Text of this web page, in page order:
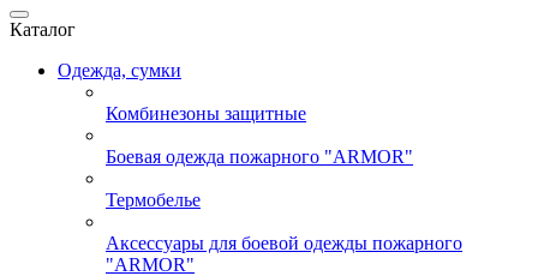
Каталог
Одежда, сумки
Комбинезоны защитные
Боевая одежда пожарного "ARMOR"
Термобелье
Аксессуары для боевой одежды пожарного
"ARMOR"